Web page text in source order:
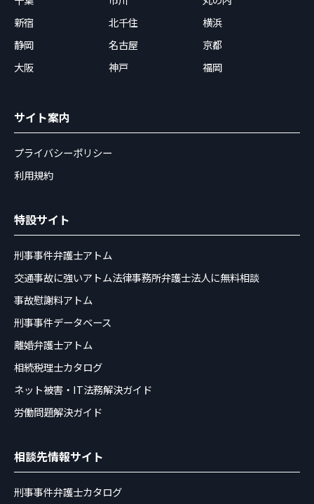
新宿
北千住
横浜
静岡
名古屋
京都
大阪
神戸 福岡
サイト案内
プライバシーポリシー
利用規約
特設サイト
刑事事件弁護士アトム
交通事故に強いアトム法律事務所弁護士法人に無料相談
事故慰謝料アトム
刑事事件データベース
離婚弁護士アトム
相続税理士カタログ
ネット被害・IT法務解決ガイド
労働問題解決ガイド
相談先情報サイト
刑事事件弁護士カタログ